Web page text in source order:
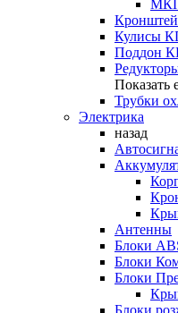
Кулисы
Поддон
Показать
Трубки
Электрика
назад
Антенны
Блоки
Блоки
Блоки
Блоки